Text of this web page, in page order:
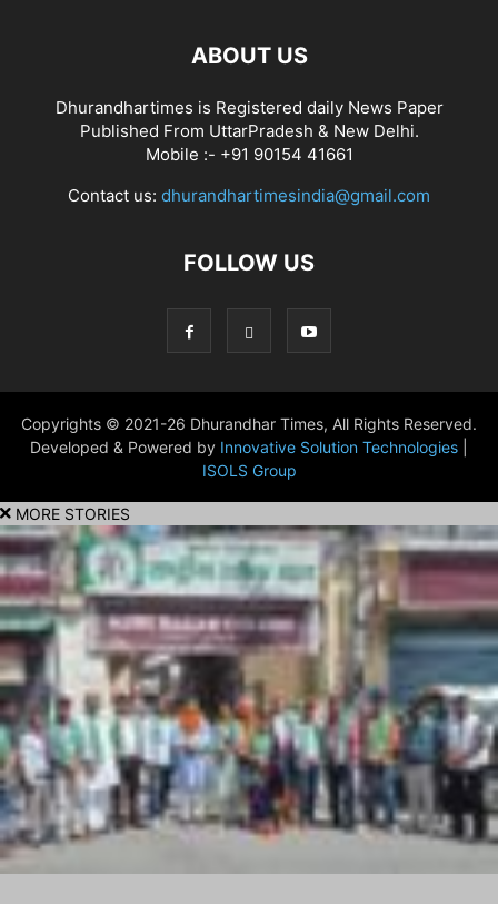
ABOUT US
Dhurandhartimes is Registered daily News Paper
Published From UttarPradesh & New Delhi.
Mobile :- +91 90154 41661
Contact us: dhurandhartimesindia@gmail.com
FOLLOW US
Copyrights © 2021-26 Dhurandhar Times, All Rights Reserved.
Developed & Powered by Innovative Solution Technologies
ISOLS Group
MORE STORIES